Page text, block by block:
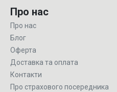
Про нас
Про нас
Блог
Оферта
Доставка та оплата
Контакти
Про страхового посередника